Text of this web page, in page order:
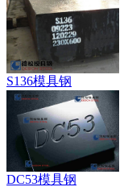
S136模具钢
DC53模具钢